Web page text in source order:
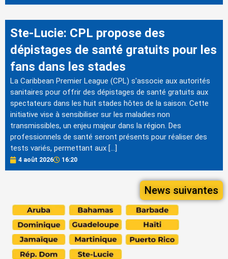
Ste-Lucie: CPL propose des
dépistages de santé gratuits pour les
fans dans les stades
La Caribbean Premier League (CPL) s'associe aux autorités
sanitaires pour offrir des dépistages de santé gratuits aux
spectateurs dans les huit stades hôtes de la saison. Cette
initiative vise à sensibiliser sur les maladies non
transmissibles, un enjeu majeur dans la région. Des
professionnels de santé seront présents pour réaliser des
tests variés, permettant aux […]
4 août 2026 16:20
News suivantes